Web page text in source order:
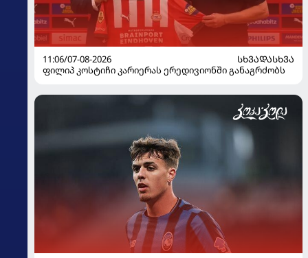
11:06/07-08-2026
ᲡᲮᲕᲐᲓᲐᲡᲮᲕᲐ
ფილიპ კოსტიჩი კარიერას ერედივიონში განაგრძობს